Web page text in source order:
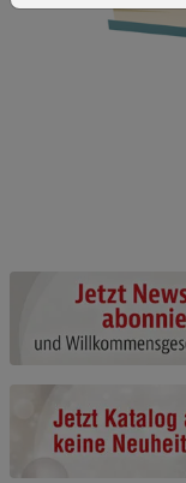
Beschreibung
Beschreibung